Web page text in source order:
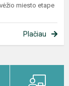
miesto etape
Plačiau